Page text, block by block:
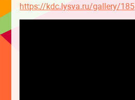
https://kdc.lysva.ru/gallery/185